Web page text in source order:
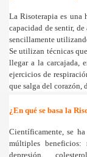
La Risoterapia es una
capacidad de sentir,
sencillamente
Se utilizan técnicas
llegar a la carcajada,
ejercicios de
que salga del corazón,
¿En qué se basa la
Científicamente, se
múltiples beneficios:
depresión,